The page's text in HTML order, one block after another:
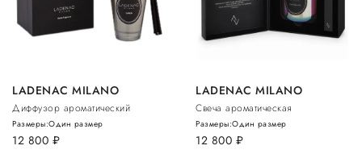
LADENAC MILANO
Диффузор ароматический
12 800 руб.
Размеры:Один размер
LADENAC MILANO
Свеча ароматическая
12 800 руб.
Размеры:Один размер